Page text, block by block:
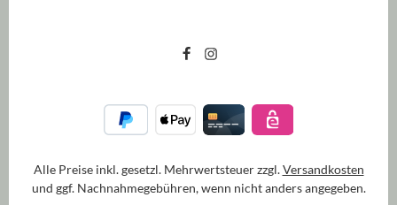
Alle Preise inkl. gesetzl. Mehrwertsteuer zzgl.Versandkosten
und ggf. Nachnahmegebühren, wenn nicht anders angegeben.